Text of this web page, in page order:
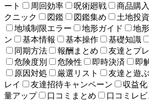
ート
周回効率 呪術廻戦 商品購入
クニック
図鑑 図鑑集め 土地投
地域制限エラー
地形ガイド 地
ン
基本情報 基本操作 基礎知識
同期方法
報酬まとめ 友達とプ
危険度別
危険性 即時決済 即
原因対処
厳選リスト 友達と遊ぶ
レイ
友達招待キャンペーン 収益化
量アップ
口コミまとめ 口コミレビ